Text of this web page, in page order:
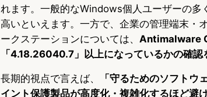
れます。一般的なWindows個人ユーザーの
高いといえます。一方で、企業の管理端末・
ークステーションについては、 Antimalware
「4.18.26040.7」以上になっているかの確認
長期的視点で言えば、
「守るためのソフトウ
イント保護製品が高度化・複雑化するほど避